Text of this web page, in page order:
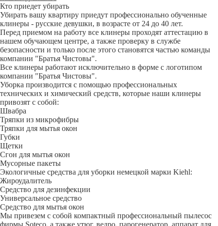
Кто приедет убирать
Убирать вашу квартиру приедут профессионально обученные
клинеры - русские девушки, в возрасте от 24 до 40 лет.
Перед приемом на работу все клинеры проходят аттестацию в
нашем обучающем центре, а также проверку в службе
безопасности и только после этого становятся частью команды
компании "Братья Чистовы".
Все клинеры работают исключительно в форме с логотипом
компании "Братья Чистовы".
Уборка производится с помощью профессиональных
технических и химический средств, которые наши клинеры
привозят с собой:
Швабра
Тряпки из микрофибры
Тряпки для мытья окон
Губки
Щетки
Сгон для мытья окон
Мусорные пакеты
Экологичные средства для уборки немецкой марки Kiehl:
Жироудалитель
Средство для дезинфекции
Универсальное средство
Средство для мытья окон
Мы привезем с собой компактный профессиональный пылесос
фирмы Soteco, а также утюг, ведро, парогенератор, аппарат для